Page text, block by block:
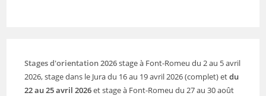
Stages d'orientation 2026stage à Font-Romeu du 2 au 5 avril
2026, stage dans le Jura du 16 au 19 avril 2026 (complet) etdu
22 au 25 avril 2026et stage à Font-Romeu du 27 au 30 août